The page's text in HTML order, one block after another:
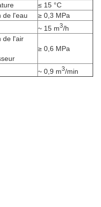
≤ 15 °C
de l'eau
≥ 0,3 MPa
~ 15 m3/h
de l'air
≥ 0,6 MPa
~ 0,9 m3/min